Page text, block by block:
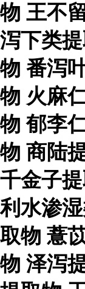
物 王不
泻下类
物 番泻
物 火麻
物 郁李
物 商陆
千金子
利水渗
取物 薏
物 泽泻